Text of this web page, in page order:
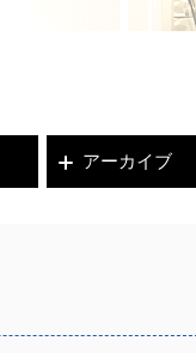
アーカイブ